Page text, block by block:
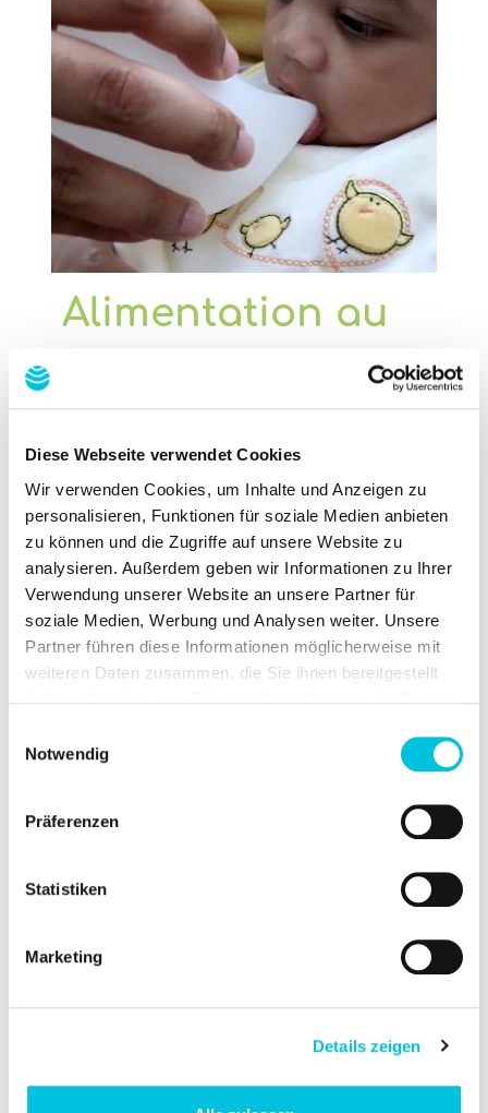
Diese Webseite verwendet Cookies
Wir verwenden Cookies, um Inhalte und Anzeigen zu
personalisieren, Funktionen für soziale Medien anbieten
zu können und die Zugriffe auf unsere Website zu
analysieren. Außerdem geben wir Informationen zu Ihrer
Verwendung unserer Website an unsere Partner für
soziale Medien, Werbung und Analysen weiter. Unsere
Partner führen diese Informationen möglicherweise mit
weiteren Daten zusammen, die Sie ihnen bereitgestellt
Notwendig
Präferenzen
Statistiken
Marketing
Details zeigen
Alimentation au
maternel
Le kindestCup Ardo est aussi un
gobelet d’alimentationpratique pour
votre bébé. Conçu en silicone soupleet
équipé de bords arrondis, il convient
idéalement à l’alimentation au gobelet
de bébés. Il suffit de tenir le kindestCup
en main et d’en approcher délicatement
le bord jusqu’à la bouche de votre bébé
s’adapte en douceur à sa bouche afin
agréable expérience d’alimentation.
respectueuse de l’allaitement
l’OMS et aide les femmes de manière
naturelle tout au long de leur parcours
perturbation du comportement de